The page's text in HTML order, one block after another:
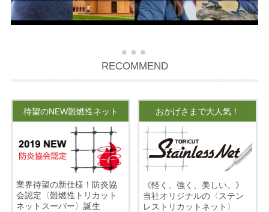
RECOMMEND
待望のNEW難燃性ネット
業界待望の新仕様！防炎協
会認定〈難燃性トリカット
ネットスーパー〉誕生
おかげさまで大人気！
《軽く、強く、美しい。》
当社オリジナルの〈ステン
レストリカットネット〉